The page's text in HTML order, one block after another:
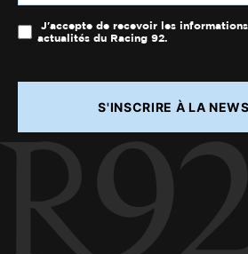
J'accepte de recevoir les
actualités du Racing 92.
S'INSCRIRE À LA